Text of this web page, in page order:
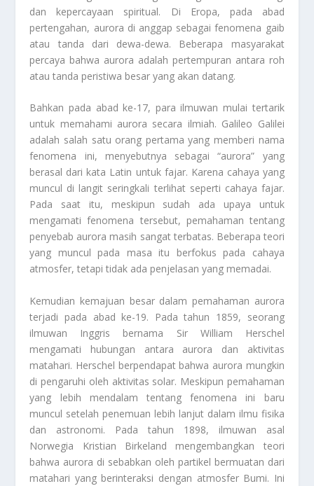
dan kepercayaan spiritual. Di Eropa, pada abad
pertengahan, aurora di anggap sebagai fenomena gaib
atau tanda dari dewa-dewa. Beberapa masyarakat
percaya bahwa aurora adalah pertempuran antara roh
atau tanda peristiwa besar yang akan datang.
Bahkan pada abad ke-17, para ilmuwan mulai tertarik
untuk memahami aurora secara ilmiah. Galileo Galilei
adalah salah satu orang pertama yang memberi nama
fenomena ini, menyebutnya sebagai “aurora” yang
berasal dari kata Latin untuk fajar. Karena cahaya yang
muncul di langit seringkali terlihat seperti cahaya fajar.
Pada saat itu, meskipun sudah ada upaya untuk
mengamati fenomena tersebut, pemahaman tentang
penyebab aurora masih sangat terbatas. Beberapa teori
yang muncul pada masa itu berfokus pada cahaya
atmosfer, tetapi tidak ada penjelasan yang memadai.
Kemudian kemajuan besar dalam pemahaman aurora
terjadi pada abad ke-19. Pada tahun 1859, seorang
ilmuwan Inggris bernama Sir William Herschel
mengamati hubungan antara aurora dan aktivitas
matahari. Herschel berpendapat bahwa aurora mungkin
di pengaruhi oleh aktivitas solar. Meskipun pemahaman
yang lebih mendalam tentang fenomena ini baru
muncul setelah penemuan lebih lanjut dalam ilmu fisika
dan astronomi. Pada tahun 1898, ilmuwan asal
Norwegia Kristian Birkeland mengembangkan teori
bahwa aurora di sebabkan oleh partikel bermuatan dari
matahari yang berinteraksi dengan atmosfer Bumi. Ini